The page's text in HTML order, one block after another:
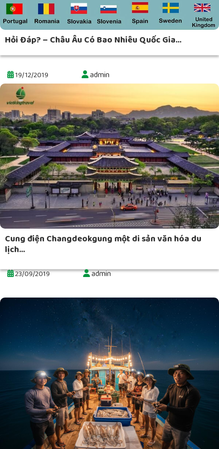
Hỏi Đáp? – Châu Âu Có Bao Nhiêu Quốc Gia...
19/12/2019 admin
Cung điện Changdeokgung một di sản văn hóa du
lịch...
23/09/2019 admin